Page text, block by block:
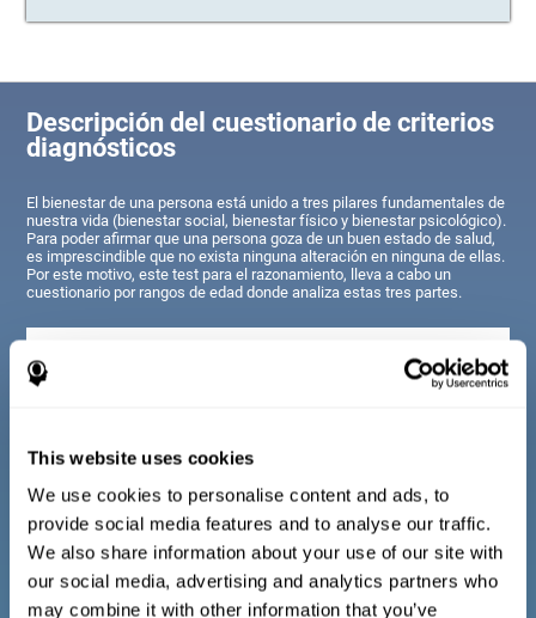
This website uses cookies
We use cookies to personalise content and ads, to
provide social media features and to analyse our traffic.
We also share information about your use of our site with
our social media, advertising and analytics partners who
may combine it with other information that you’ve
Descripción del cuestionario de criterios
diagnósticos
El bienestar de una persona está unido a tres pilares fundamentales de
nuestra vida (bienestar social, bienestar físico y bienestar psicológico).
Para poder afirmar que una persona goza de un buen estado de salud,
es imprescindible que no exista ninguna alteración en ninguna de ellas.
Por este motivo, este test para el razonamiento, lleva a cabo un
cuestionario por rangos de edad donde analiza estas tres partes.
Cuestionario para niños y adolescentes de 7 a 17
Consta de una serie de ítems de fácil respuesta que deben ser
evaluación. El cuestionario recoge preguntas sobre los
siguientes dominios: Bienestar físico (estar en una condición
física apropiada), Bienestar psicológico (un buen estado de
nuestros procesos cognitivos y emocionales) y Bienestar social
(mantener unas relaciones sanas y ricas con las personas de
nuestro entorno). Las preguntas pertenecientes a cada dominio
están adaptadas para el día a día de los niños y adolescentes de